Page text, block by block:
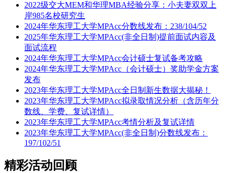
2022级交大MEM和华理MBA经验分享：小夫妻双双上
岸985名校研究生
2024年华东理工大学MPAcc分数线发布：238/104/52
2025年华东理工大学MPAcc(非全日制)提前面试内容及
面试流程
2024年华东理工大学MPAcc会计硕士复试备考攻略
2024年华东理工大学MPAcc（会计硕士）奖助学金方案
发布
2023年华东理工大学MPAcc全日制新生数据大揭秘！
2023年华东理工大学MPAcc拟录取情况分析（含历年分
数线、学费、复试详情）
2023年华东理工大学MPAcc考情分析及复试详情
2023年华东理工大学MPAcc(非全日制)分数线发布：
197/102/51
精彩活动回顾